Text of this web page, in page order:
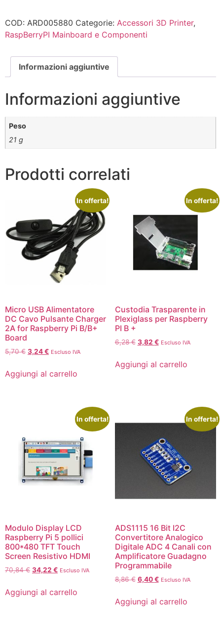
COD: ARD005880 Categorie: Accessori 3D Printer,
RaspBerryPI Mainboard e Componenti
Informazioni aggiuntive
Informazioni aggiuntive
Peso
21 g
Prodotti correlati
In offerta!
Micro USB Alimentatore
DC Cavo Pulsante Charger
2A for Raspberry Pi B/B+
Board
5,70€ 3,24€ Escluso IVA
Aggiungi al carrello
In offerta!
Custodia Trasparente in
Plexiglass per Raspberry
PI B +
6,28€ 3,82 € Escluso IVA
Aggiungi al carrello
In offerta!
Modulo Display LCD
Raspberry Pi 5 pollici
800*480 TFT Touch
Screen Resistivo HDMI
70,84€ 34,22 € Escluso IVA
Aggiungi al carrello
In offerta!
ADS1115 16 Bit I2C
Convertitore Analogico
Digitale ADC 4 Canali con
Amplificatore Guadagno
Programmabile
8,86€ 6,40€ Escluso IVA
Aggiungi al carrello